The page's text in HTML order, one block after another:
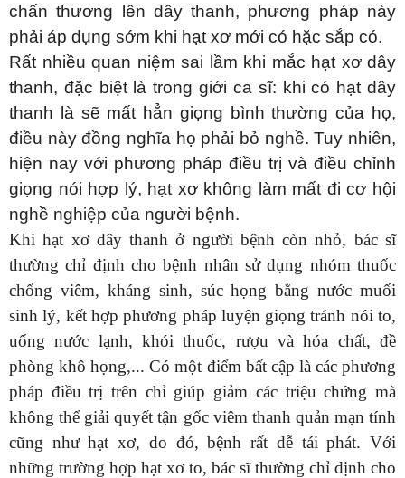
chấn thương lên dây thanh, phương pháp này
phải áp dụng sớm khi hạt xơ mới có hặc sắp có.
Rất nhiều quan niệm sai lầm khi mắc hạt xơ dây
thanh, đặc biệt là trong giới ca sĩ: khi có hạt dây
thanh là sẽ mất hẳn giọng bình thường của họ,
điều này đồng nghĩa họ phải bỏ nghề. Tuy nhiên,
hiện nay với phương pháp điều trị và điều chỉnh
giọng nói hợp lý, hạt xơ không làm mất đi cơ hội
nghề nghiệp của người bệnh.
Khi hạt xơ dây thanh ở người bệnh còn nhỏ, bác sĩ
thường chỉ định cho bệnh nhân sử dụng nhóm thuốc
chống viêm, kháng sinh, súc họng bằng nước muối
sinh lý, kết hợp phương pháp luyện giọng tránh nói to,
uống nước lạnh, khói thuốc, rượu và hóa chất, đề
phòng khô họng,... Có một điểm bất cập là các phương
pháp điều trị trên chỉ giúp giảm các triệu chứng mà
không thể giải quyết tận gốc viêm thanh quản mạn tính
cũng như hạt xơ, do đó, bệnh rất dễ tái phát. Với
những trường hợp hạt xơ to, bác sĩ thường chỉ định cho